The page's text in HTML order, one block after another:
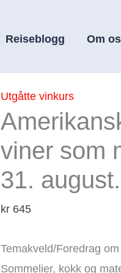
Reiseblogg Om
Utgåtte vinkurs
viner som
31. august.
kr645
Temakveld/Foredrag
Sommelier, kokk og
Amerikanske
viner
hvilke
viner
matcher